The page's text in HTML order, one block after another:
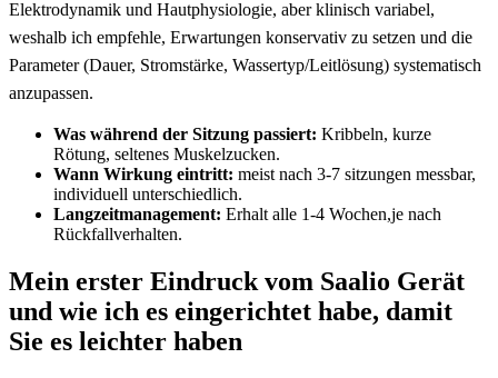
Elektrodynamik und Hautphysiologie, aber⁤ klinisch variabel,
weshalb ich empfehle, Erwartungen konservativ zu⁣ setzen und die
Parameter‍ (Dauer, Stromstärke, Wassertyp/Leitlösung)⁤ systematisch
anzupassen.
Was während der​ Sitzung passiert: Kribbeln, kurze
Rötung, seltenes Muskelzucken.
Wann Wirkung eintritt: meist nach 3-7 ‍sitzungen messbar,
individuell ⁣unterschiedlich.
Langzeitmanagement: Erhalt alle 1-4 ‌Wochen,je nach
Rückfallverhalten.
Mein erster⁣ Eindruck vom Saalio Gerät
und wie⁢ ich es ⁤eingerichtet habe, damit
Sie es leichter haben